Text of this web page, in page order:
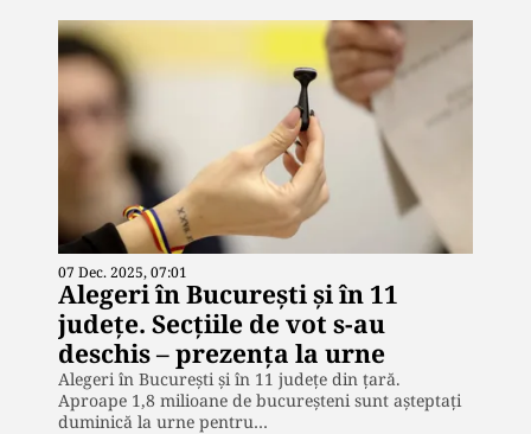
07 Dec. 2025, 07:01
Alegeri în București și în 11
județe. Secțiile de vot s-au
deschis – prezența la urne
Alegeri în București și în 11 județe din țară.
Aproape 1,8 milioane de bucureșteni sunt așteptați
duminică la urne pentru…